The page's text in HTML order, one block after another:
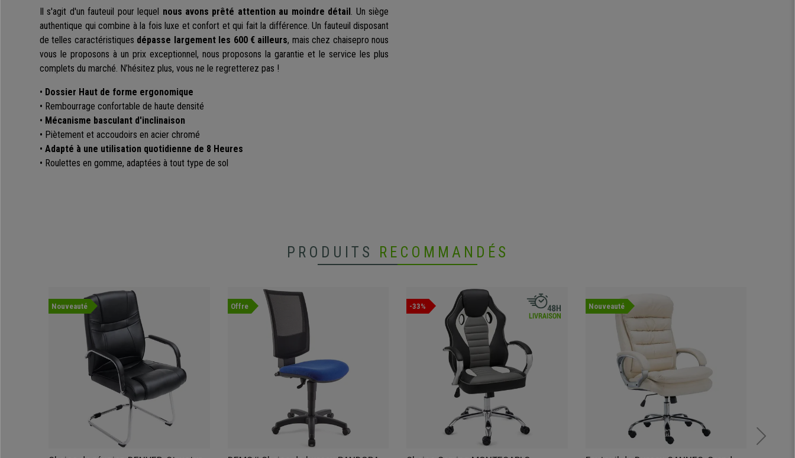
Il s'agit d'un fauteuil pour lequel nous avons prêté attention au moindre détail. Un siège
authentique qui combine à la fois luxe et confort et qui fait la différence. Un fauteuil disposant
de telles caractéristiques dépasse largement les 600 € ailleurs, mais chez chaisepro nous
vous le proposons à un prix exceptionnel, nous proposons la garantie et le service les plus
complets du marché. N’hésitez plus, vous ne le regretterez pas !
• Dossier Haut de forme ergonomique
• Rembourrage confortable de haute densité
• Mécanisme basculant d'inclinaison
• Piètement et accoudoirs en acier chromé
• Adapté à une utilisation quotidienne de 8 Heures
• Roulettes en gomme, adaptées à tout type de sol
PRODUITS RECOMMANDÉS
Nouveauté Offre -33% Nouveauté